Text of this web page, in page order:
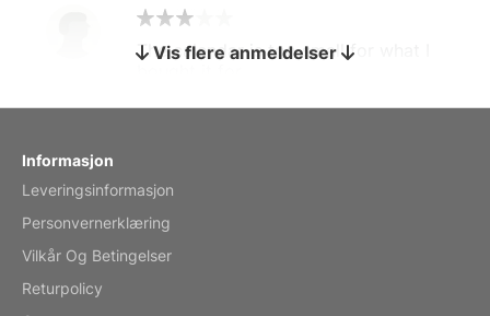
by charles
The calendar is too small for what I
Vis flere anmeldelser
Informasjon
Leveringsinformasjon
Personvernerklæring
Vilkår Og Betingelser
Returpolicy